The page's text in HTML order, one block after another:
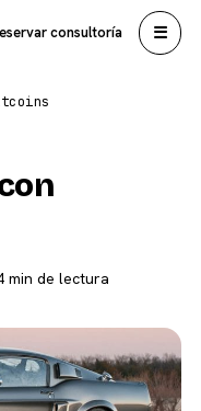
consultoría ☰
min de lectura